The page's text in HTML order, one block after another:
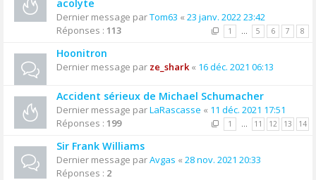
acolyte
Dernier message parTom63 « 23 janv. 2022 23:42
Réponses : 113 1 … 5 6 7 8
Hoonitron
Dernier message par ze_shark« 16 déc. 2021 06:13
Accident sérieux de Michael Schumacher
Dernier message parLaRascasse « 11 déc. 2021 17:51
Réponses : 199 1 … 11 12 13 14
Sir Frank Williams
Dernier message parAvgas « 28 nov. 2021 20:33
Réponses : 2